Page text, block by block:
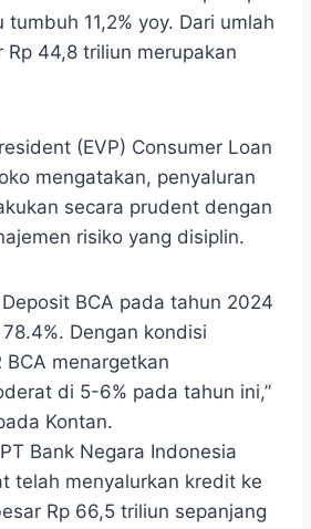
11,2% yoy. Dari umlah
44,8 triliun merupakan
(EVP) Consumer Loan
mengatakan, penyaluran
secara prudent dengan
risiko yang disiplin.
BCA pada tahun 2024
Dengan kondisi
BCA menargetkan
di 5-6% pada tahun ini,”
Kontan.
PT Bank Negara Indonesia
telah menyalurkan kredit ke
Rp 66,5 triliun sepanjang